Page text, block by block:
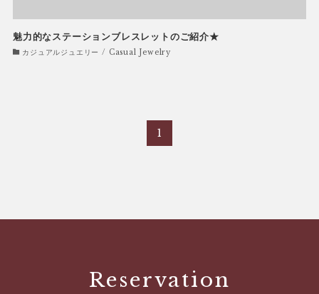
魅力的なステーションブレスレットのご紹介★
カジュアルジュエリー / Casual Jewelry
1
Reservation